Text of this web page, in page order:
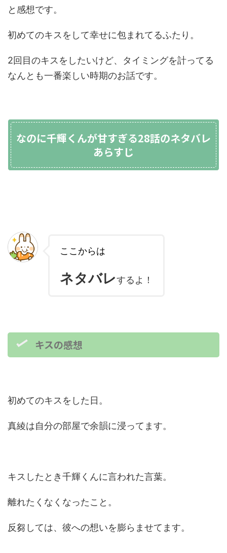
と感想です。
初めてのキスをして幸せに包まれてるふたり。
2回目のキスをしたいけど、タイミングを計ってる
なんとも一番楽しい時期のお話です。
なのに千輝くんが甘すぎる28話のネタバレ
あらすじ
ここからは
ネタバレするよ！
キスの感想
初めてのキスをした日。
真綾は自分の部屋で余韻に浸ってます。
キスしたとき千輝くんに言われた言葉。
離れたくなくなったこと。
反芻しては、彼への想いを膨らませてます。